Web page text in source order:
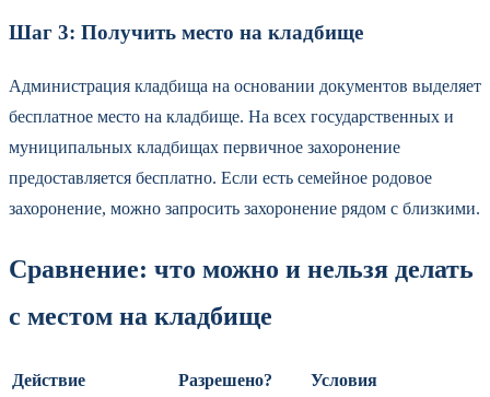
Шаг 3: Получить место на кладбище
Администрация кладбища на основании документов выделяет
бесплатное место на кладбище. На всех государственных и
муниципальных кладбищах первичное захоронение
предоставляется бесплатно. Если есть семейное родовое
захоронение, можно запросить захоронение рядом с близкими.
Сравнение: что можно и нельзя делать
с местом на кладбище
Действие Разрешено?
Условия